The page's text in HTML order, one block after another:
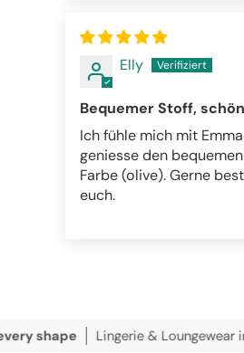
Elly
Bequemer Stoff,
Ich fühle mich mit
geniesse den
Farbe (olive). Gerne
euch.
Lingerie & Loungewear in 60